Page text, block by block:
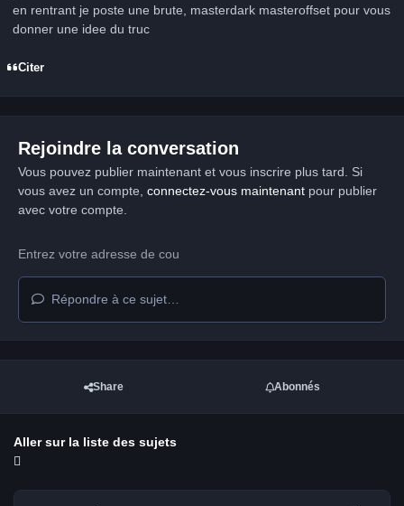
en rentrant je poste une brute, masterdark masteroffset pour vous
donner une idee du truc
Citer
Rejoindre la conversation
Vous pouvez publier maintenant et vous inscrire plus tard. Si
vous avez un compte, connectez-vous maintenantpour publier
avec votre compte.
Répondre à ce sujet…
Share Abonnés
Aller sur la liste des sujets